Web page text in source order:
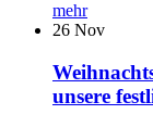
mehr
26 Nov
unsere